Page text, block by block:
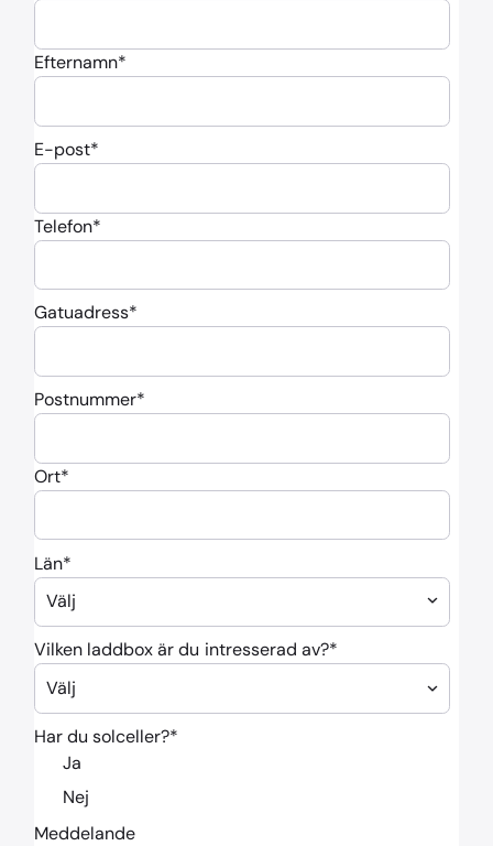
Efternamn*
E-post*
Telefon*
Gatuadress*
Postnummer*
Ort*
Län*
Vilken laddbox är du intresserad av?*
Har du solceller?*
Ja
Nej
Meddelande